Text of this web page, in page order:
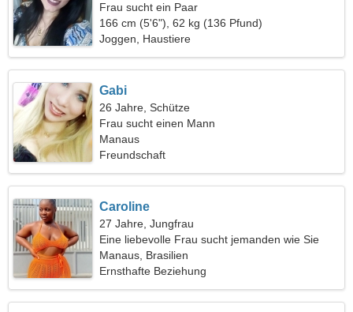
Frau sucht ein Paar
166 cm (5'6"), 62 kg (136 Pfund)
Joggen, Haustiere
Gabi
26 Jahre, Schütze
Frau sucht einen Mann
Manaus
Freundschaft
Caroline
27 Jahre, Jungfrau
Eine liebevolle Frau sucht jemanden wie Sie
Manaus, Brasilien
Ernsthafte Beziehung